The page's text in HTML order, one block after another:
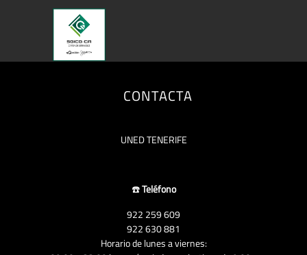
CONTACTA
UNED TENERIFE
☎️Teléfono
922 259 609
922 630 881
Horario de lunes a viernes: